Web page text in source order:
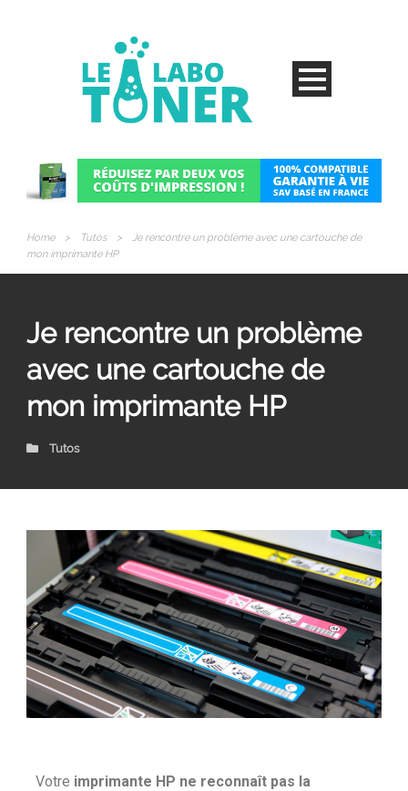
Home > Tutos >
Je rencontre un problème avec une cartouche de
mon imprimante HP
Je rencontre un problème
avec une cartouche de
mon imprimante HP
Tutos
Votre imprimante HP ne reconnaît pas la